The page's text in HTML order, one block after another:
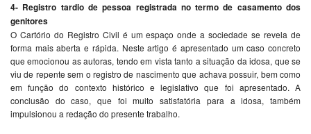
4- Registro tardio de pessoa registrada no termo de casamento dos
genitores
O Cartório do Registro Civil é um espaço onde a sociedade se revela de
forma mais aberta e rápida. Neste artigo é apresentado um caso concreto
que emocionou as autoras, tendo em vista tanto a situação da idosa, que se
viu de repente sem o registro de nascimento que achava possuir, bem como
em função do contexto histórico e legislativo que foi apresentado. A
conclusão do caso, que foi muito satisfatória para a idosa, também
impulsionou a redação do presente trabalho.